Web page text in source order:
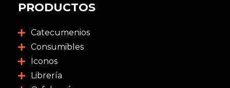
PRODUCTOS
Catecumenios
Consumibles
Iconos
Librería